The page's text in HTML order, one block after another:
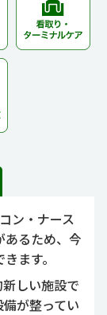
ン・ナース
あるため、今
ます。
しい施設で
が整ってい